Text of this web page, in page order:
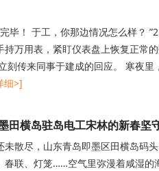
毕！ 于工，你那边情况怎么样？
万用表，紧盯仪表盘上恢复正常
刻传来同事于建成的回应。 寒夜
细>]
田横岛驻岛电工宋林的新春坚
散尽，山东青岛即墨区田横岛码
联、灯笼……空气里弥漫着咸湿